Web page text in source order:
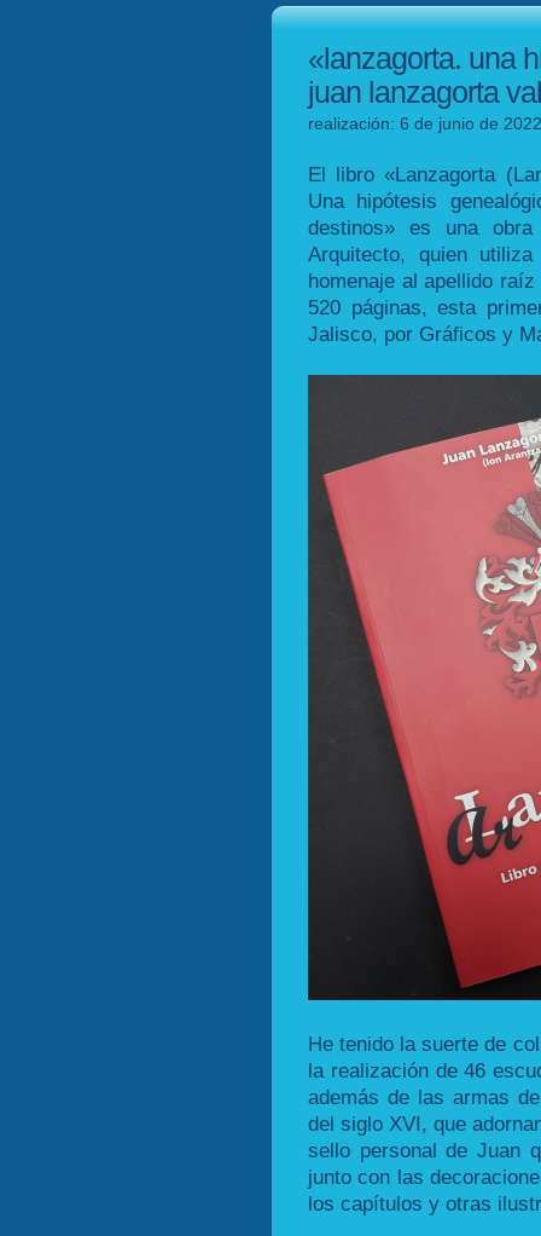
«lanzagorta. una
juan lanzagorta
realización: 6 de junio de
El libro «Lanzagorta
Una hipótesis
destinos» es una
Arquitecto, quien
homenaje al apellido
520 páginas, esta
Jalisco, por Gráficos y
He tenido la suerte de
la realización de 46
además de las armas
del siglo XVI, que
sello personal de Juan
junto con las
los capítulos y otras